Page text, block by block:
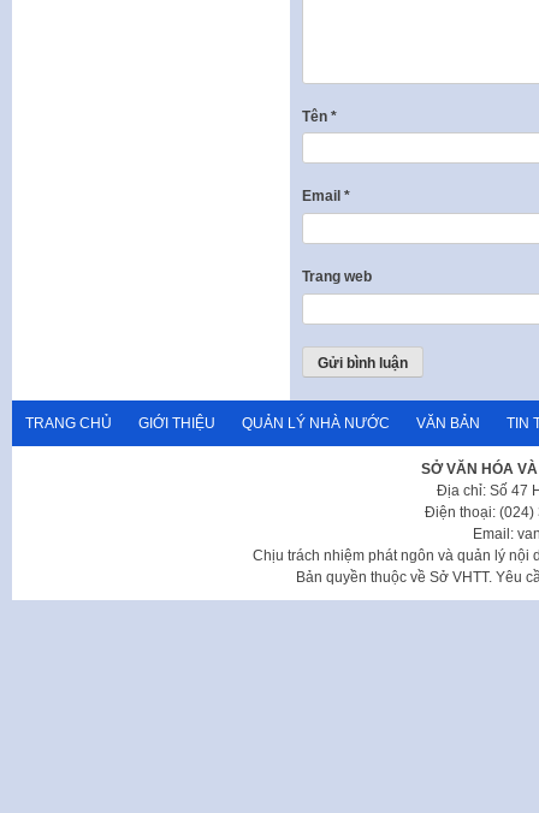
Tên *
Email *
Trang web
TRANG CHỦ GIỚI THIỆU QUẢN LÝ NHÀ NƯỚC VĂN BẢN TIN
SỞ VĂN HÓA
Địa chỉ: Số 47
Điện thoại: (024)
Email:
Chịu trách nhiệm phát ngôn và quản lý nội
Bản quyền thuộc về Sở VHTT. Yêu